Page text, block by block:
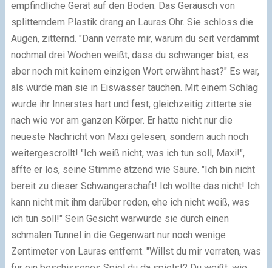
empfindliche Gerät auf den Boden. Das Geräusch von
splitterndem Plastik drang an Lauras Ohr. Sie schloss die
Augen, zitternd. "Dann verrate mir, warum du seit verdammt
nochmal drei Wochen weißt, dass du schwanger bist, es
aber noch mit keinem einzigen Wort erwähnt hast?" Es war,
als würde man sie in Eiswasser tauchen. Mit einem Schlag
wurde ihr Innerstes hart und fest, gleichzeitig zitterte sie
nach wie vor am ganzen Körper. Er hatte nicht nur die
neueste Nachricht von Maxi gelesen, sondern auch noch
weitergescrollt! "Ich weiß nicht, was ich tun soll, Maxi!",
äffte er los, seine Stimme ätzend wie Säure. "Ich bin nicht
bereit zu dieser Schwangerschaft! Ich wollte das nicht! Ich
kann nicht mit ihm darüber reden, ehe ich nicht weiß, was
ich tun soll!" Sein Gesicht warwürde sie durch einen
schmalen Tunnel in die Gegenwart nur noch wenige
Zentimeter von Lauras entfernt. "Willst du mir verraten, was